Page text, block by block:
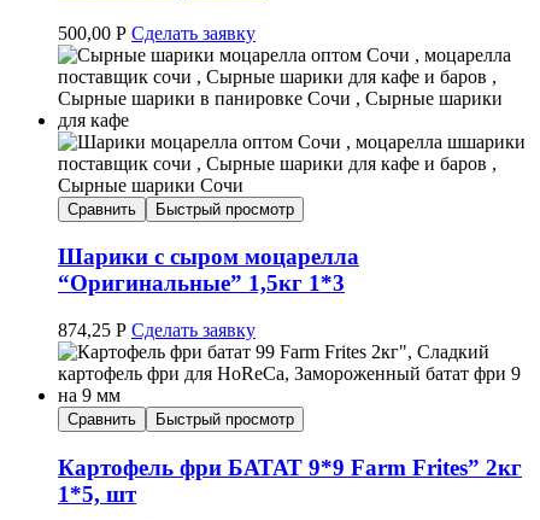
500,00 Р Сделать заявку
Сравнить Быстрый просмотр
Шарики с сыром моцарелла
“Оригинальные” 1,5кг 1*3
874,25 Р Сделать заявку
Сравнить Быстрый просмотр
Картофель фри БАТАТ 9*9 Farm Frites” 2кг
1*5, шт